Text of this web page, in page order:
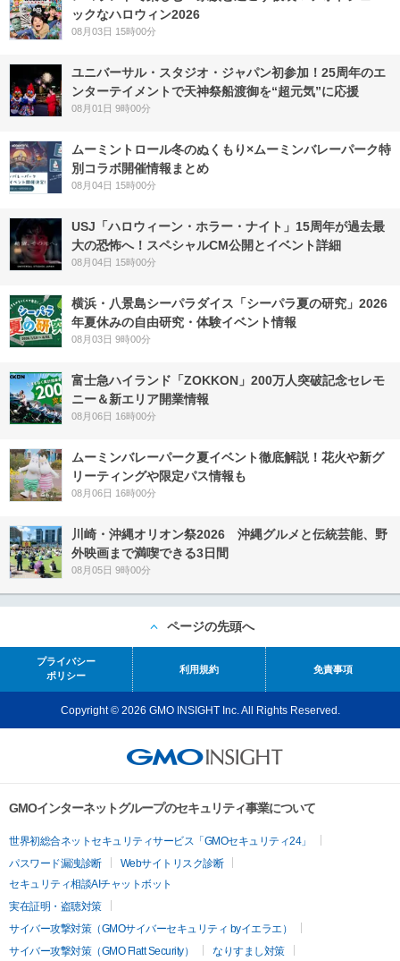
ックなハロウィン2026
08月03日 15時00分
ユニバーサル・スタジオ・ジャパン初参加！25周年のエ
ンターテイメントで天神祭船渡御を“超元気”に応援
08月01日 9時00分
ムーミントロール冬のぬくもり×ムーミンバレーパーク特
別コラボ開催情報まとめ
08月04日 15時00分
USJ「ハロウィーン・ホラー・ナイト」15周年が過去最
大の恐怖へ！スペシャルCM公開とイベント詳細
08月04日 15時00分
横浜・八景島シーパラダイス「シーパラ夏の研究」2026
年夏休みの自由研究・体験イベント情報
08月03日 9時00分
富士急ハイランド「ZOKKON」200万人突破記念セレモ
ニー＆新エリア開業情報
08月06日 16時00分
ムーミンバレーパーク夏イベント徹底解説！花火や新グ
リーティングや限定パス情報も
08月06日 16時00分
川崎・沖縄オリオン祭2026 沖縄グルメと伝統芸能、野
外映画まで満喫できる3日間
08月05日 9時00分
ページの先頭へ
プライバシー
ポリシー
利用規約 免責事項
Copyright © 2026 GMO INSIGHT Inc. All Rights Reserved.
GMOインターネットグループのセキュリティ事業について
世界初総合ネットセキュリティサービス「GMOセキュリティ24」
パスワード漏洩診断
Webサイトリスク診断
セキュリティ相談AIチャットボット
実在証明・盗聴対策
サイバー攻撃対策（GMOサイバーセキュリティ byイエラエ）
サイバー攻撃対策（GMO Flatt Security）
なりすまし対策